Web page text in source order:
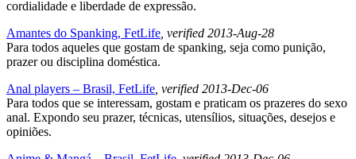
cordialidade e liberdade de expressão.
Amantes do Spanking, FetLife , verified 2013-Aug-28
Para todos aqueles que gostam de spanking, seja como punição,
prazer ou disciplina doméstica.
Anal players – Brasil, FetLife , verified 2013-Dec-06
Para todos que se interessam, gostam e praticam os prazeres do sexo
anal. Expondo seu prazer, técnicas, utensílios, situações, desejos e
opiniões.